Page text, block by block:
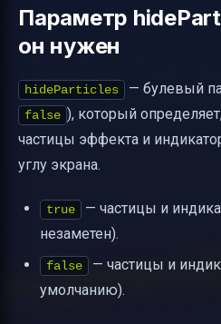
Параметр
он нужен
hideParticles — булевый
false ), который
частицы эффекта и
углу экрана.
true
— частицы и
незаметен).
false
— частицы и
умолчанию).